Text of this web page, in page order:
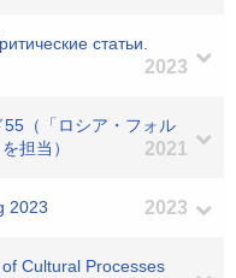
статьи.
2023
（「ロシア・フォル
担当）
2021
2023 2023
Cultural Processes